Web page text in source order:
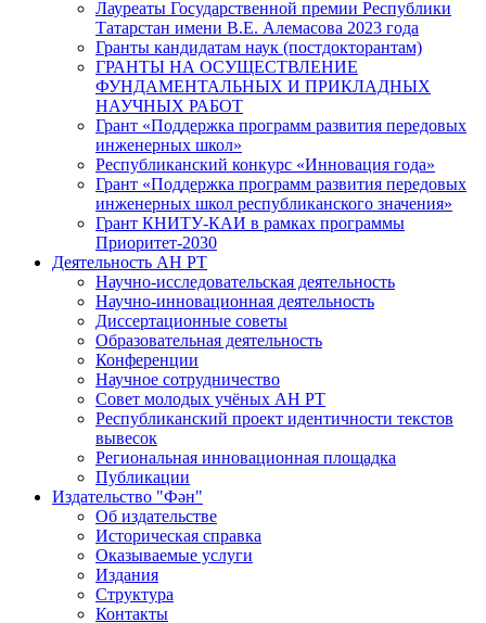
Лауреаты Государственной премии Республики
Татарстан имени В.Е. Алемасова 2023 года
Гранты кандидатам наук (постдокторантам)
ГРАНТЫ НА ОСУЩЕСТВЛЕНИЕ
ФУНДАМЕНТАЛЬНЫХ И ПРИКЛАДНЫХ
НАУЧНЫХ РАБОТ
Грант «Поддержка программ развития передовых
инженерных школ»
Республиканский конкурс «Инновация года»
Грант «Поддержка программ развития передовых
инженерных школ республиканского значения»
Грант КНИТУ-КАИ в рамках программы
Приоритет-2030
Деятельность АН РТ
Научно-исследовательская деятельность
Научно-инновационная деятельность
Диссертационные советы
Образовательная деятельность
Конференции
Научное сотрудничество
Совет молодых учёных АН РТ
Республиканский проект идентичности текстов
вывесок
Региональная инновационная площадка
Публикации
Издательство "Фән"
Об издательстве
Историческая справка
Оказываемые услуги
Издания
Структура
Контакты